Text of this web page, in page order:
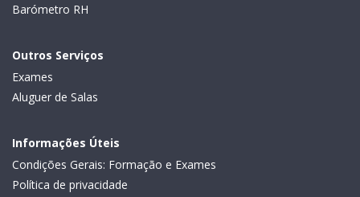
Barómetro RH
Outros Serviços
Exames
Aluguer de Salas
Informações Úteis
Condições Gerais: Formação e Exames
Política de privacidade